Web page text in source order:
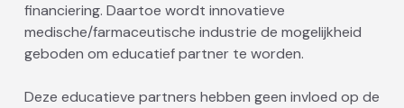
financiering. Daartoe wordt innovatieve
medische/farmaceutische industrie de mogelijkheid
geboden om educatief partner te worden.
Deze educatieve partners hebben geen invloed op de